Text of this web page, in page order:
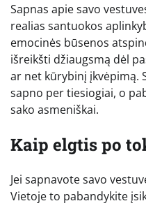
Sapnas apie savo
realias santuokos
emocinės būsenos
išreikšti džiaugsmą dėl
ar net kūrybinį įkvėpimą.
sapno per tiesiogiai, o
sako asmeniškai.
Kaip elgtis po
Jei sapnavote savo
Vietoje to pabandykite